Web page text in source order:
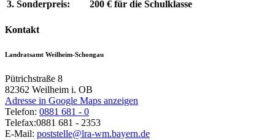
3. Sonderpreis:
200 € für die Schulklasse
Kontakt
Landratsamt Weilheim-Schongau
Pütrichstraße 8
82362 Weilheim i. OB
Adresse in Google Maps anzeigen
Telefon: 0881 681 - 0
Telefax:0881 681 - 2353
E-Mail: poststelle@lra-wm.bayern.de